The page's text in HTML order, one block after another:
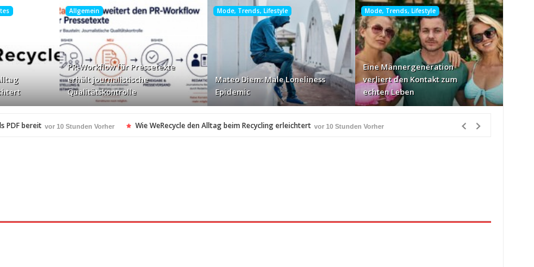
Allgemein
PR-Workflow für Pressetexte
erhält journalistische
Qualitätskontrolle
Mode, Trends, Lifestyle
Mateo Diem: Male Loneliness
Epidemic
Mode, Trends, Lifestyle
Eine Männergeneration
verliert den Kontakt zum
echten Leben
PDF bereit vor 10 Stunden Vorher Wie WeRecycle den Alltag beim Recycling erleichtert vor 10 Stunden Vorher
Europas für Extreme Platform ONE